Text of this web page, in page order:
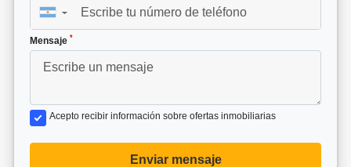
▼
Mensaje *
Acepto recibir información sobre ofertas inmobiliarias
Enviar mensaje